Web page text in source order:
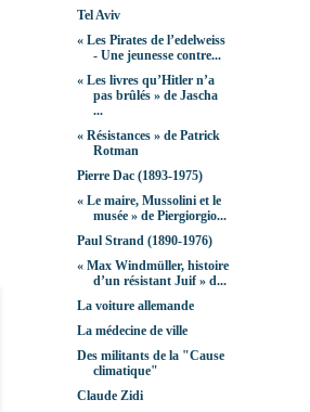
Tel Aviv
« Les Pirates de lʼedelweiss
- Une jeunesse contre...
« Les livres qu’Hitler n’a
pas brûlés » de Jascha
...
« Résistances » de Patrick
Rotman
Pierre Dac (1893-1975)
« Le maire, Mussolini et le
musée » de Piergiorgio...
Paul Strand (1890-1976)
« Max Windmüller, histoire
d’un résistant Juif » d...
La voiture allemande
La médecine de ville
Des militants de la "Cause
climatique"
Claude Zidi